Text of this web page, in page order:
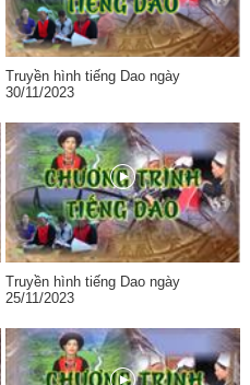
Truyền hình tiếng Dao ngày
30/11/2023
Truyền hình tiếng Dao ngày
25/11/2023